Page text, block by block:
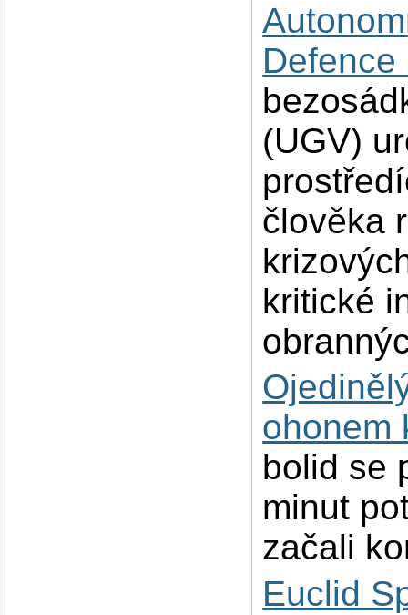
Defence
(UGV)
člověka
kritické
ohonem
bolid se
minut
začali
Euclid